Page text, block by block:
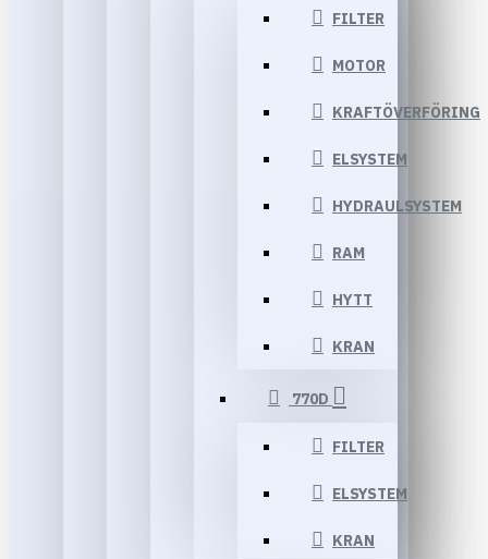
FILTER
MOTOR
KRAFTÖVERFÖRING
ELSYSTEM
HYDRAULSYSTEM
RAM
HYTT
KRAN
770D
FILTER
ELSYSTEM
KRAN